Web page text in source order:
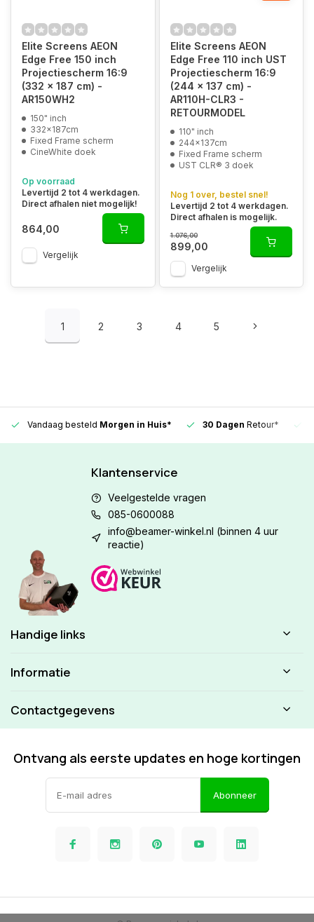
Elite Screens AEON
Edge Free 150 inch
Projectiescherm 16:9
(332 x 187 cm) -
AR150WH2
150" inch
332x187cm
Fixed Frame scherm
CineWhite doek
Op voorraad
Levertijd 2 tot 4 werkdagen.
Direct afhalen niet mogelijk!
864,00
Vergelijk
Elite Screens AEON
Edge Free 110 inch UST
Projectiescherm 16:9
(244 x 137 cm) -
AR110H-CLR3 -
RETOURMODEL
110" inch
244x137cm
Fixed Frame scherm
UST CLR® 3 doek
Nog 1 over, bestel snel!
Levertijd 2 tot 4 werkdagen.
Direct afhalen is mogelijk.
1.076,00
899,00
Vergelijk
1 2 3 4 5
Vandaag besteld Morgen in Huis* 30 Dagen Retour*
Klantenservice
Veelgestelde vragen
085-0600088
info@beamer-winkel.nl (binnen 4 uur
reactie)
Handige links
Informatie
Contactgegevens
Ontvang als eerste updates en hoge kortingen
Abonneer